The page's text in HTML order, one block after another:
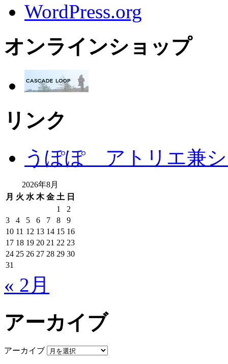
WordPress.org
オンラインショップ
リンク
うぽぽ アトリエ兼
2026年8月
月 火 水 木 金 土 日
1
2
3
4 5 6 7 8
9
10 11 12 13 14 15 16
17 18 19 20 21 22 23
24 25 26 27 28 29 30
31
« 2月
アーカイブ
アーカイブ